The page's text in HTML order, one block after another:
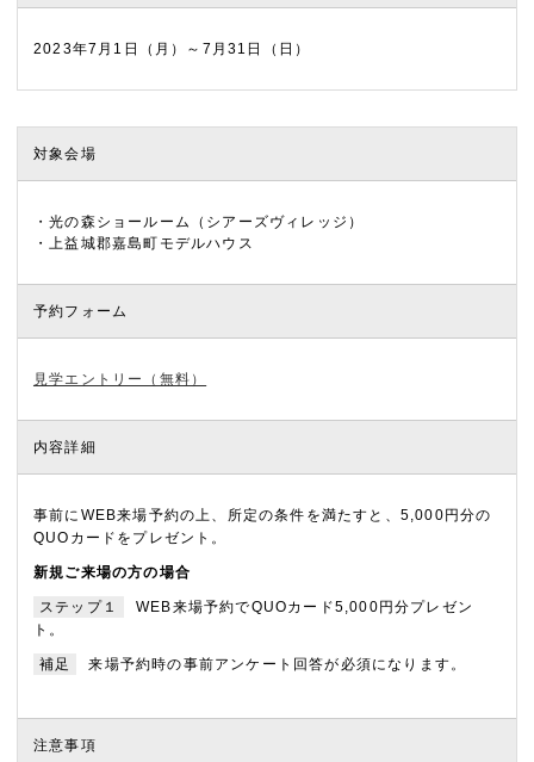
2023年7月1日（月）～7月31日（日）
対象会場
・光の森ショールーム（シアーズヴィレッジ）
・上益城郡嘉島町モデルハウス
予約フォーム
見学エントリー（無料）
内容詳細
事前にWEB来場予約の上、所定の条件を満たすと、5,000円分の
QUOカードをプレゼント。
新規ご来場の方の場合
ステップ１
WEB来場予約でQUOカード5,000円分プレゼン
ト。
補足 来場予約時の事前アンケート回答が必須になります。
注意事項